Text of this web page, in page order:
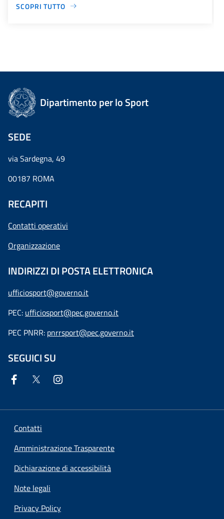
SCOPRI TUTTO
Dipartimento per lo Sport
SEDE
via Sardegna, 49
00187 ROMA
RECAPITI
Contatti operativi
Organizzazione
INDIRIZZI DI POSTA ELETTRONICA
ufficiosport@governo.it
PEC: ufficiosport@pec.governo.it
PEC PNRR: pnrrsport@pec.governo.it
SEGUICI SU
Contatti
Amministrazione Trasparente
Dichiarazione di accessibilità
Note legali
Privacy Policy